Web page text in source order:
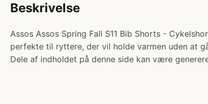
Beskrivelse
Assos Assos Spring Fall S11 Bib Shorts -
perfekte til ryttere, der vil holde varmen uden at
Dele af indholdet på denne side kan være